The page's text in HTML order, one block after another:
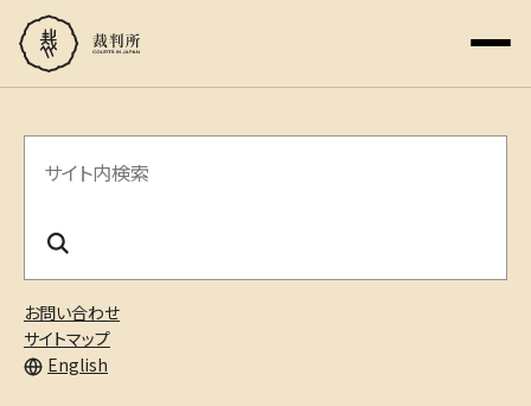
お問い合わせ
サイトマップ
English
サ
内
検
索